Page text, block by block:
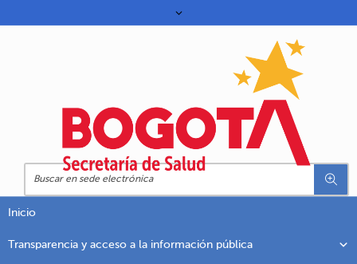
Inicio
Transparencia y acceso a la información pública